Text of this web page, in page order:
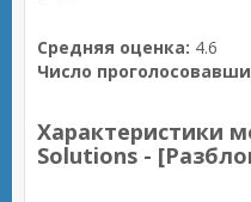
Средняя оценка: 4.6
Число
Характеристики
Solutions -